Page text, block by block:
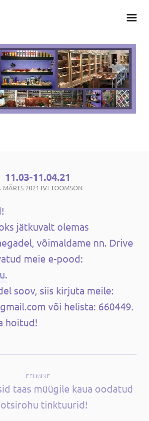
11.03-11.04.21
MÄRTS 2021 IVI TOOMSON
jätkuvalt olemas
võimaldame nn. Drive
meie e-pood:
soov, siis kirjuta meile:
või helista: 660449.
hoitud!
EELMINE
taas müügile kaua oodatud
tinktuurid!